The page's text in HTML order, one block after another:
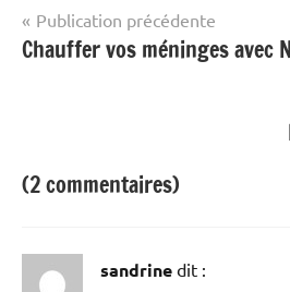
Navigation
de
Publication précédente
Chauffer vos méninges avec
(2 commentaires)
sandrine dit :